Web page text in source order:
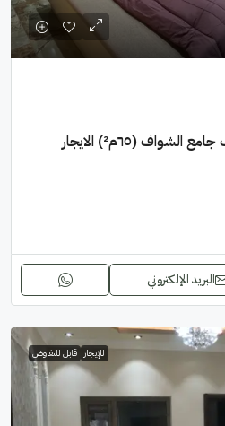
شقة للايجار في اليرموك٬قرب جامع الشواف (٦٥م²) الايجار
البريد الإلكتروني
للإيجار قابل للتفاوض